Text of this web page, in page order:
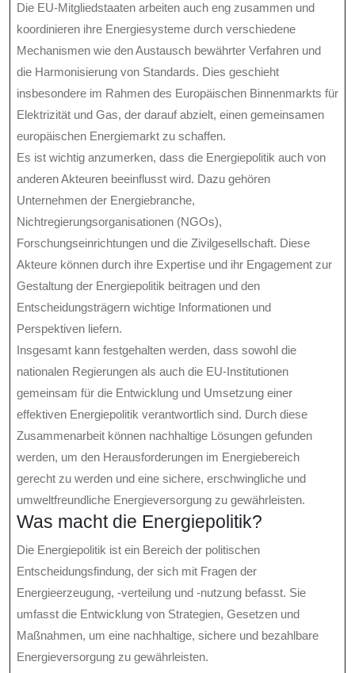
Die EU-Mitgliedstaaten arbeiten auch eng zusammen und
koordinieren ihre Energiesysteme durch verschiedene
Mechanismen wie den Austausch bewährter Verfahren und
die Harmonisierung von Standards. Dies geschieht
insbesondere im Rahmen des Europäischen Binnenmarkts für
Elektrizität und Gas, der darauf abzielt, einen gemeinsamen
europäischen Energiemarkt zu schaffen.
Es ist wichtig anzumerken, dass die Energiepolitik auch von
anderen Akteuren beeinflusst wird. Dazu gehören
Unternehmen der Energiebranche,
Nichtregierungsorganisationen (NGOs),
Forschungseinrichtungen und die Zivilgesellschaft. Diese
Akteure können durch ihre Expertise und ihr Engagement zur
Gestaltung der Energiepolitik beitragen und den
Entscheidungsträgern wichtige Informationen und
Perspektiven liefern.
Insgesamt kann festgehalten werden, dass sowohl die
nationalen Regierungen als auch die EU-Institutionen
gemeinsam für die Entwicklung und Umsetzung einer
effektiven Energiepolitik verantwortlich sind. Durch diese
Zusammenarbeit können nachhaltige Lösungen gefunden
werden, um den Herausforderungen im Energiebereich
gerecht zu werden und eine sichere, erschwingliche und
umweltfreundliche Energieversorgung zu gewährleisten.
Was macht die Energiepolitik?
Die Energiepolitik ist ein Bereich der politischen
Entscheidungsfindung, der sich mit Fragen der
Energieerzeugung, -verteilung und -nutzung befasst. Sie
umfasst die Entwicklung von Strategien, Gesetzen und
Maßnahmen, um eine nachhaltige, sichere und bezahlbare
Energieversorgung zu gewährleisten.